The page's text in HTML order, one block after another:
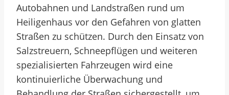
Autobahnen und Landstraßen rund um
Heiligenhaus vor den Gefahren von glatten
Straßen zu schützen. Durch den Einsatz von
Salzstreuern, Schneepflügen und weiteren
spezialisierten Fahrzeugen wird eine
kontinuierliche Überwachung und